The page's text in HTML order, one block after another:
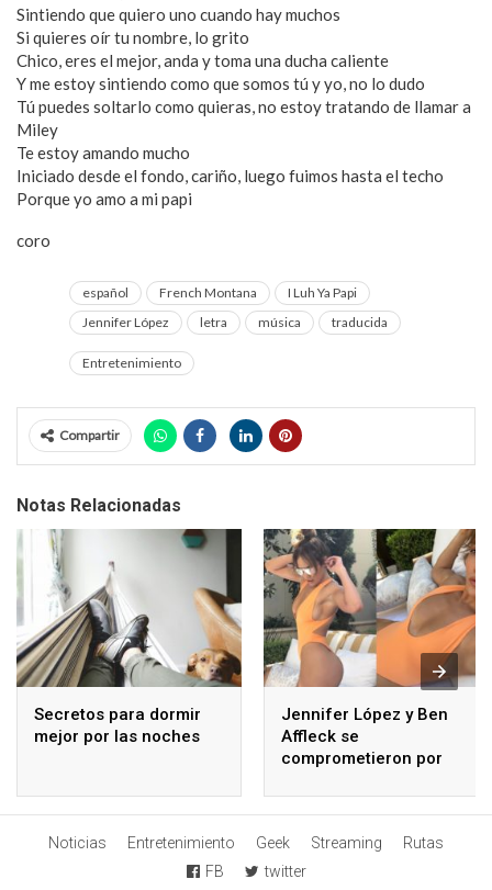
Sintiendo que quiero uno cuando hay muchos
Si quieres oír tu nombre, lo grito
Chico, eres el mejor, anda y toma una ducha caliente
Y me estoy sintiendo como que somos tú y yo, no lo dudo
Tú puedes soltarlo como quieras, no estoy tratando de llamar a
Miley
Te estoy amando mucho
Iniciado desde el fondo, cariño, luego fuimos hasta el techo
Porque yo amo a mi papi
coro
español French Montana
I Luh Ya Papi
Jennifer López
letra música traducida
Entretenimiento
Compartir
Notas Relacionadas
Secretos para dormir
mejor por las noches
Jennifer López y Ben
Affleck se
comprometieron por
Noticias Entretenimiento Geek Streaming
Rutas
FB
twitter